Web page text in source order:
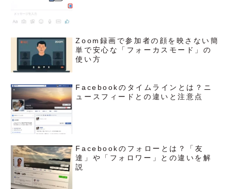
Zoom録画で参加者の顔を映さない簡
単で安心な「フォーカスモード」の
使い方
Facebookのタイムラインとは？ニ
ュースフィードとの違いと注意点
Facebookのフォローとは？「友
達」や「フォロワー」との違いを解
説